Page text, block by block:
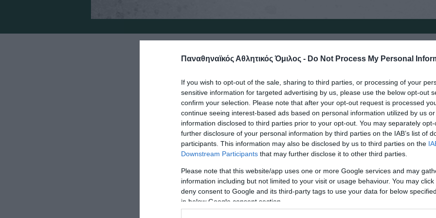
Παναθηναϊκός Αθλητικός Όμιλος - Do Not Process My Personal
If you wish to opt-out of the sale, sharing to third parties, or processing of your
sensitive information for targeted advertising by us, please use the below opt-out
confirm your selection. Please note that after your opt-out request is processed
continue seeing interest-based ads based on personal information utilized by us
information disclosed to third parties prior to your opt-out. You may separately
further disclosure of your personal information by third parties on the IAB’s list of
participants. This information may also be disclosed by us to third parties on the
Downstream Participants that may further disclose it to other third parties.
Please note that this website/app uses one or more Google services and may
information including but not limited to your visit or usage behaviour. You may
deny consent to Google and its third-party tags to use your data for below
in below Google consent section.
Ο Παναθηναϊκός Αθλητικός Όμιλος
στο Μαρούσι την Τετάρτη 15 Φεβρουαρίου στις
Ο Σύλλογος δίνει έναν καθοριστικό αγώνα κόντρα στον
την ημιτελική φάση του Challenge Cup και καλεί τους
παρευρεθούν στο γήπεδο να ακολουθήσουν τις οδηγίες.
Όπως είναι γνωστό δεν εκδόθηκαν εισιτήρια για το
δικαίωμα εισόδου έχουν μόνο οι κάτοχοι καρτών διαρκείας και
διαπιστεύθηκαν για το συγκεκριμένο ματς.